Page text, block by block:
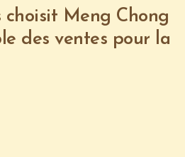
choisit Meng Chong
des ventes pour la